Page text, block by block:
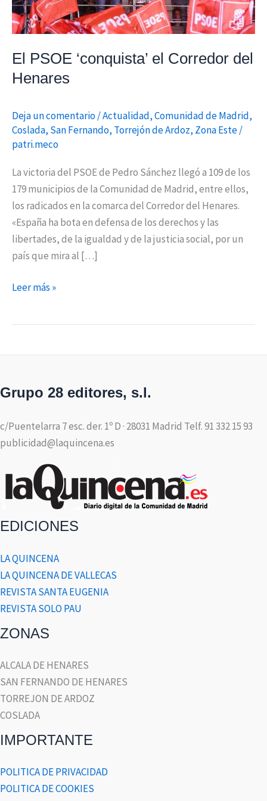
El PSOE ‘conquista’ el Corredor del
Henares
Deja un comentario/Actualidad,Comunidad de Madrid,
Coslada, San Fernando, Torrejón de Ardoz, Zona Este/
patri.meco
La victoria del PSOE de Pedro Sánchez llegó a 109 de los
179 municipios de la Comunidad de Madrid, entre ellos,
los radicados en la comarca del Corredor del Henares.
«España ha bota en defensa de los derechos y las
libertades, de la igualdad y de la justicia social, por un
país que mira al […]
Leer más »
Grupo 28 editores, s.l.
c/Puentelarra 7 esc. der. 1º D · 28031 Madrid Telf. 91 332 15 93
publicidad@laquincena.es
EDICIONES
LA QUINCENA
LA QUINCENA DE VALLECAS
REVISTA SANTA EUGENIA
REVISTA SOLO PAU
ZONAS
ALCALA DE HENARES
SAN FERNANDO DE HENARES
TORREJON DE ARDOZ
COSLADA
IMPORTANTE
POLITICA DE PRIVACIDAD
POLITICA DE COOKIES